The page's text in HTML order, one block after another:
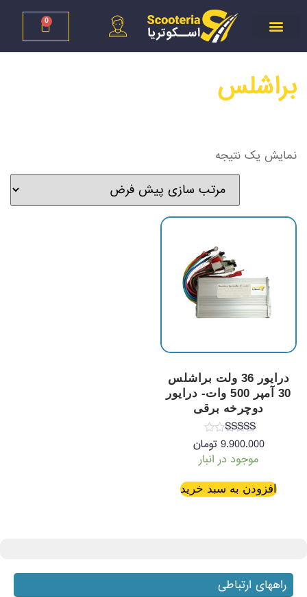
0
براشلس
نمایش یک نتیجه
درایور 36 ولت براشلس
30 آمپر 500 وات- درایور
دوچرخه برقی
نمره
5.00
از 5
9.900.000 تومان
موجود در انبار
افزودن به سبد خرید
راههای ارتباطی